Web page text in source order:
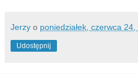
Jerzy o poniedziałek, czerwca 24,
Udostępnij